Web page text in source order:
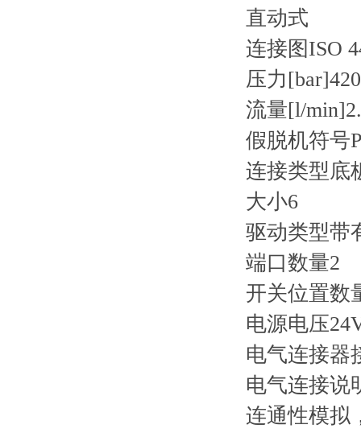
直动式
连接图ISO
压力[bar]420
流量[l/min]2.
假脱机符号
连接类型底
大小6
驱动类型带
端口数量2
开关位置数
电源电压
电气连接器
电气连接说
连通性模拟